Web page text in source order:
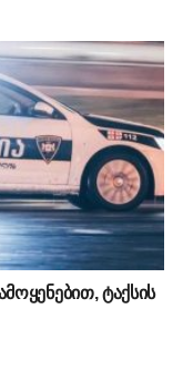
ტაქსის